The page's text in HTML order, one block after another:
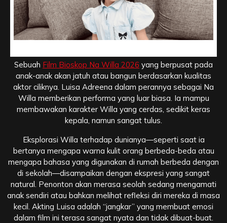
Sebuah Film Bioskop Na Willa 2026 yang berpusat pada
anak-anak akan jatuh atau bangun berdasarkan kualitas
aktor ciliknya. Luisa Adreena dalam perannya sebagai Na
Willa memberikan performa yang luar biasa. Ia mampu
membawakan karakter Willa yang cerdas, sedikit keras
kepala, namun sangat tulus.
Eksplorasi Willa terhadap dunianya—seperti saat ia
bertanya mengapa warna kulit orang berbeda-beda atau
mengapa bahasa yang digunakan di rumah berbeda dengan
di sekolah—disampaikan dengan ekspresi yang sangat
natural. Penonton akan merasa seolah sedang mengamati
anak sendiri atau bahkan melihat refleksi diri mereka di masa
kecil. Akting Luisa adalah “jangkar” yang membuat emosi
dalam film ini terasa sangat nyata dan tidak dibuat-buat.